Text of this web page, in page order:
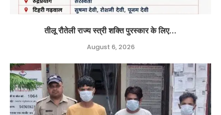
तीलू रौतेली राज्य स्त्री शक्ति पुरस्कार के लिए...
August 6, 2026